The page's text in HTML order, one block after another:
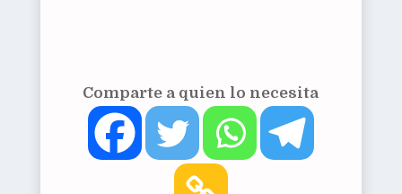
Comparte a quien lo necesita